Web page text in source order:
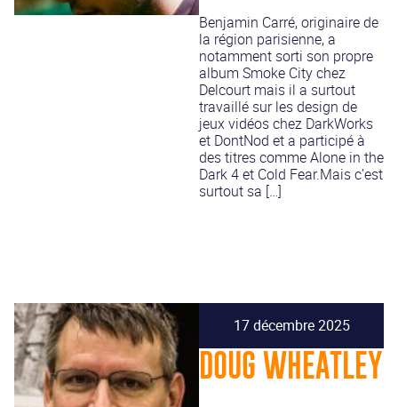
Benjamin Carré, originaire de
la région parisienne, a
notamment sorti son propre
album Smoke City chez
Delcourt mais il a surtout
travaillé sur les design de
jeux vidéos chez DarkWorks
et DontNod et a participé à
des titres comme Alone in the
Dark 4 et Cold Fear.Mais c’est
surtout sa […]
17 décembre 2025
DOUG WHEATLEY